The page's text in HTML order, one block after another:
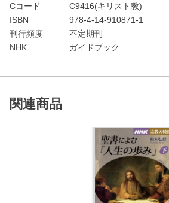
Cコード
C9416(キリスト教)
ISBN
978-4-14-910871-1
刊行頻度
不定期刊
NHK
ガイドブック
関連商品